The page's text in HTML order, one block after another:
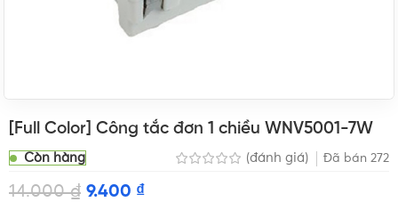
[Full Color] Công tắc đơn 1 chiều WNV5001-7W
Còn hàng (đánh giá) Đã bán 272
14.000₫ 9.400 ₫